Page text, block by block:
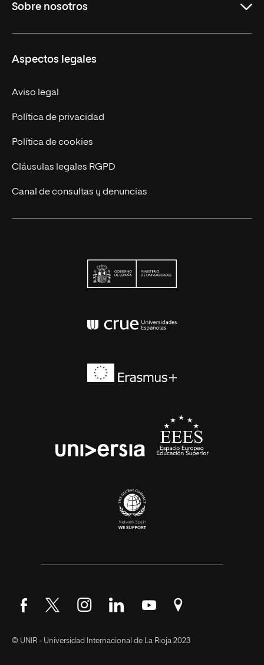
Formación Continua
Sobre nosotros
Trabaja en UNIR
Actualidad
Contáctanos
Aspectos legales
Aviso legal
Política de privacidad
Política de cookies
Cláusulas legales RGPD
Canal de consultas y denuncias
Síguenos en Facebook
Síguenos en Twitter
Síguenos en Instagram
Síguenos en LinkedIn
Síguenos en YouTube
Encuéntranos en
© UNIR - Universidad Internacional de La Rioja 2023